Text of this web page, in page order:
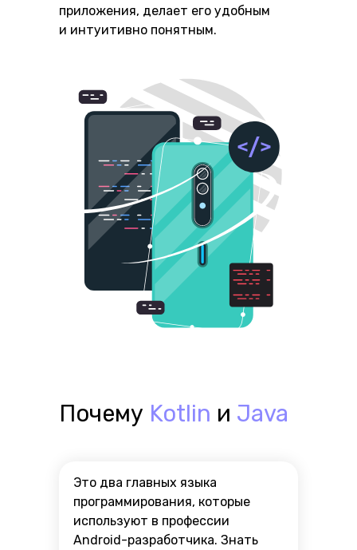
приложения, делает его удобным
и интуитивно понятным.
Почему Kotlin и Java
Это два главных языка
программирования, которые
используют в профессии
Android-разработчика. Знать